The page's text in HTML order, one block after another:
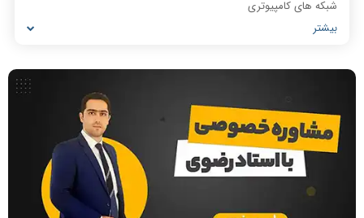
رضوی خیلی خوبه
جزوه کامل و ویدیوهای خیلی خوب
نحوه انتقال دانش استاد رضوی بینظیر
است
شبکه های کامپیوتری
مشاغل رشته کامپیوتر
مدار منطقی
ساختمان داده
طراحی الگوریتم
فیلم حل سوال و تست
بیشتر